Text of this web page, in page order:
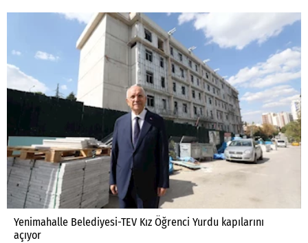
Yenimahalle Belediyesi-TEV Kız Öğrenci Yurdu kapılarını
açıyor